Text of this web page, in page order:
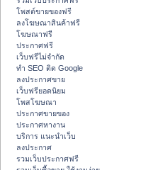
โพสต์ขายของฟรี
ลงโฆษณาสินค้าฟรี
โฆษณาฟรี
ประกาศฟรี
เว็บฟรีไม่จำกัด
ทำ SEO ติด Google
ลงประกาศขาย
เว็บฟรียอดนิยม
โพสโฆษณา
ประกาศขายของ
ประกาศหางาน
บริการ แนะนำเว็บ
ลงประกาศ
รวมเว็บประกาศฟรี